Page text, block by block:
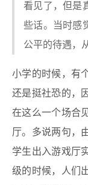
看见了，但是
些话。当时感
公平的待遇，
小学的时候，有
还是挺社恐的，
在这么一个场合
厅。多说两句，
学生出入游戏厅
级的时候，人们